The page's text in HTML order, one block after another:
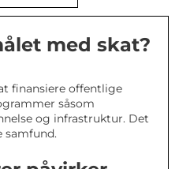
med skat?
finansiere offentlige
såsom
og infrastruktur. Det
samfund.